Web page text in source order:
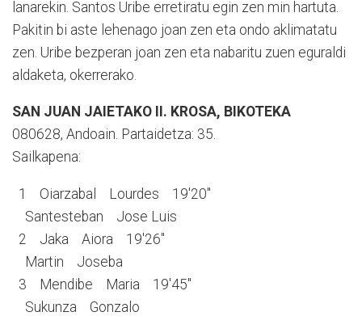
lanarekin. Santos Uribe erretiratu egin zen min hartuta.
Pakitin bi aste lehenago joan zen eta ondo aklimatatu
zen. Uribe bezperan joan zen eta nabaritu zuen eguraldi
aldaketa, okerrerako.
SAN JUAN JAIETAKO II. KROSA, BIKOTEKA
080628, Andoain. Partaidetza: 35.
Sailkapena:
1 Oiarzabal Lourdes 19'20''
Santesteban Jose Luis
2 Jaka Aiora 19'26''
Martin Joseba
3 Mendibe Maria 19'45''
Sukunza Gonzalo